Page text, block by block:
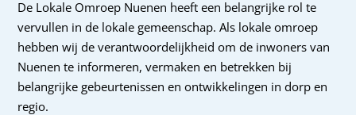
De Lokale Omroep Nuenen heeft een belangrijke rol te
vervullen in de lokale gemeenschap. Als lokale omroep
hebben wij de verantwoordelijkheid om de inwoners van
Nuenen te informeren, vermaken en betrekken bij
belangrijke gebeurtenissen en ontwikkelingen in dorp en
regio.